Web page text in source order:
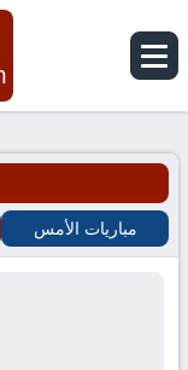
كورة
لايف
|
koora
مباريات الأمس